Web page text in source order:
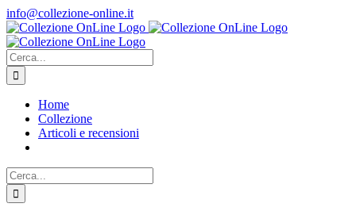
Salta
al
contenuto
info@collezione-online.it
Cerca
per:
Home
Collezione
Articoli e recensioni
Cerca
per: